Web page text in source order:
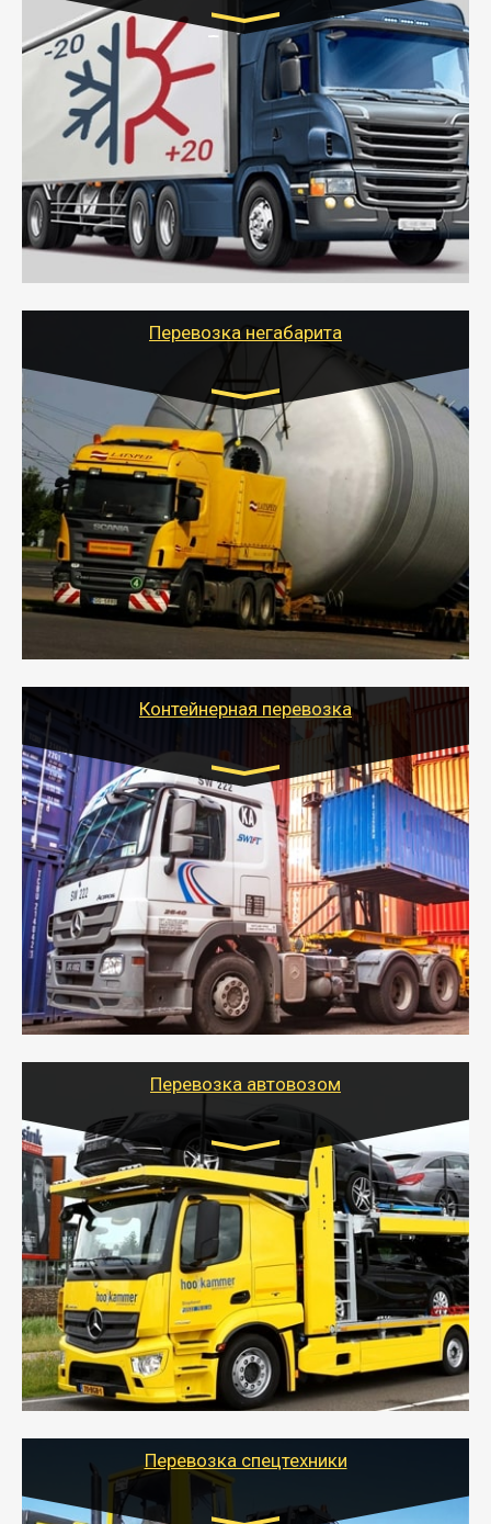
Транспорт:
Газель (1,5 и 3 тонны), Бычок, Еврофура от 5 до
10 тонн
от 6000 руб.
- Рефрижераторные перевозки грузов с
соблюдением температурного режима, работающим
термописцем, санитарной обработкой кузова и мед.
книжкой у водителя.
- Тайгер Логистик поможет быстро перевезти
скоропортящиеся продукты в любой город России с
Перевозка негабарита
Цена за км. Рассчитывается
индивидуально
- Перевозка техники и негабаритных грузов
осуществляется после получения разрешения на
перевозку (обычно 7-14 дней).
- Тайгер Логистик в короткие сроки поможет вам
качественно и безопасно перевезти негабаритные
грузы по всей России тралом, манипулятором и
другим транспортом и подобрать оптимальный
Контейнерная перевозка
Цена за км. Рассчитывается
индивидуально
- Контейнерные грузоперевозки на специальном
оборудованном транспорте быстро, качественно и
безопасно.
- Наша транспортная компания поможет
организовать доставку в порт и из порта
стандартных контейнеров на контейнеровозе,
шаландах и площадках (открытых кузовах),
используя надежные крепления.
Перевозка автовозом
Цена за км. Рассчитывается
индивидуально
- Перевозка автовозом от Тайгер Логистик – это
быстрый и безопасный способ доставить несколько
легковых автомобилей за одну поездку в другой
город.
- Наша транспортная компания организует доставку
машин автовозом, подобрав оптимальный маршрут с
учетом всех особенности по пути следования.
Перевозка спецтехники